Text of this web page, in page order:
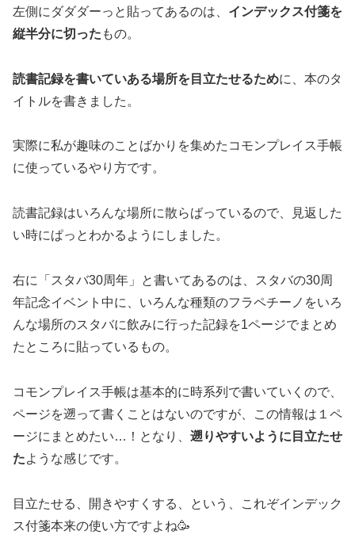
左側にダダダーっと貼ってあるのは、 インデックス付箋を
縦半分に切った もの。
読書記録を書いていある場所を目立たせるために、本のタ
イトルを書きました。
実際に私が趣味のことばかりを集めたコモンプレイス手帳
に使っているやり方です。
読書記録はいろんな場所に散らばっているので、見返した
い時にぱっとわかるようにしました。
右に「スタバ30周年」と書いてあるのは、スタバの30周
年記念イベント中に、いろんな種類のフラペチーノをいろ
んな場所のスタバに飲みに行った記録を1ページでまとめ
たところに貼っているもの。
コモンプレイス手帳は基本的に時系列で書いていくので、
ページを遡って書くことはないのですが、この情報は１ペ
ージにまとめたい…！となり、 遡りやすいように目立たせ
たような感じです。
目立たせる、開きやすくする、という、これぞインデック
ス付箋本来の使い方ですよね🥳